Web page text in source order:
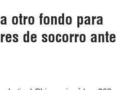
otro fondo para
de socorro ante